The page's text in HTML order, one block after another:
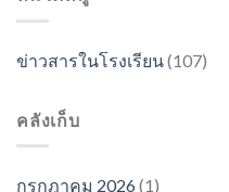
ข่าวสารในโรงเรียน(107)
คลังเก็บ
กรกฎาคม 2026(1)